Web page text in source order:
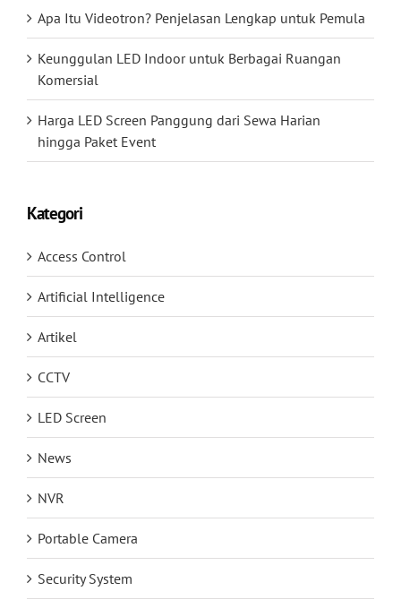
Apa Itu Videotron? Penjelasan Lengkap untuk Pemula
Keunggulan LED Indoor untuk Berbagai Ruangan
Komersial
Harga LED Screen Panggung dari Sewa Harian
hingga Paket Event
Kategori
Access Control
Artificial Intelligence
Artikel
CCTV
LED Screen
News
NVR
Portable Camera
Security System